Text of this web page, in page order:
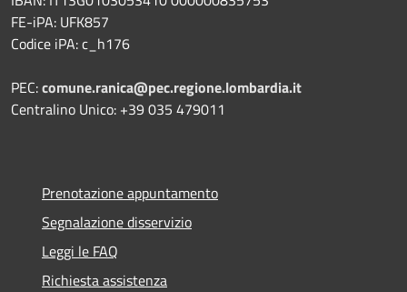
FE-iPA: UFK857
Codice iPA: c_h176
PEC:comune.ranica@pec.regione.lombardia.it
Centralino Unico: +39 035 479011
Prenotazione appuntamento
Segnalazione disservizio
Leggi le FAQ
Richiesta assistenza